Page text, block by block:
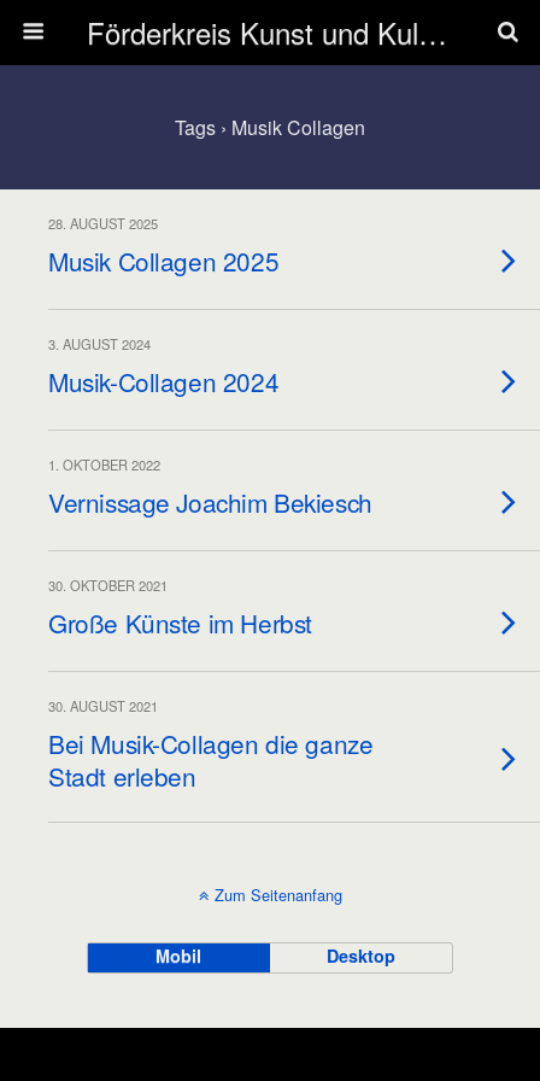
Förderkreis Kunst und Kultur Zwingenberg e.V.
Tags › Musik Collagen
28. AUGUST 2025
Musik Collagen 2025
3. AUGUST 2024
Musik-Collagen 2024
1. OKTOBER 2022
Vernissage Joachim Bekiesch
30. OKTOBER 2021
Große Künste im Herbst
30. AUGUST 2021
Bei Musik-Collagen die ganze
Stadt erleben
Zum Seitenanfang
Mobil Desktop